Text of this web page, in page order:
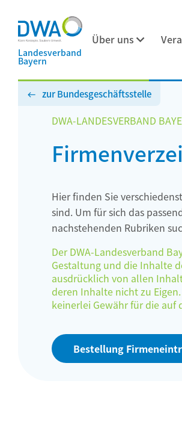
Landesverband
Bayern
Über uns
zur Bundesgeschäftsstelle
DWA-LANDESVERBAND
Hier finden Sie
sind. Um für sich das
nachstehenden Rubriken
Der DWA-Landesverband
Gestaltung und die Inhalte
ausdrücklich von allen
deren Inhalte nicht zu
keinerlei Gewähr für die
Bestellung